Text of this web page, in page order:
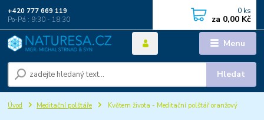
Menu
Hledat
+420 777 669 119
Po-Pá : 9:30 - 18:30
0 ks
za 0,00 Kč
Úvod Meditační polštáře Květem života - Meditační polštář oranžový